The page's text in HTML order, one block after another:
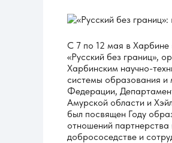
С 7 по 12 мая в Харбине
«Русский без границ»,
Харбинским научно-
системы образования и
Федерации,
Амурской области и
был посвящен Году
отношений
добрососедстве и